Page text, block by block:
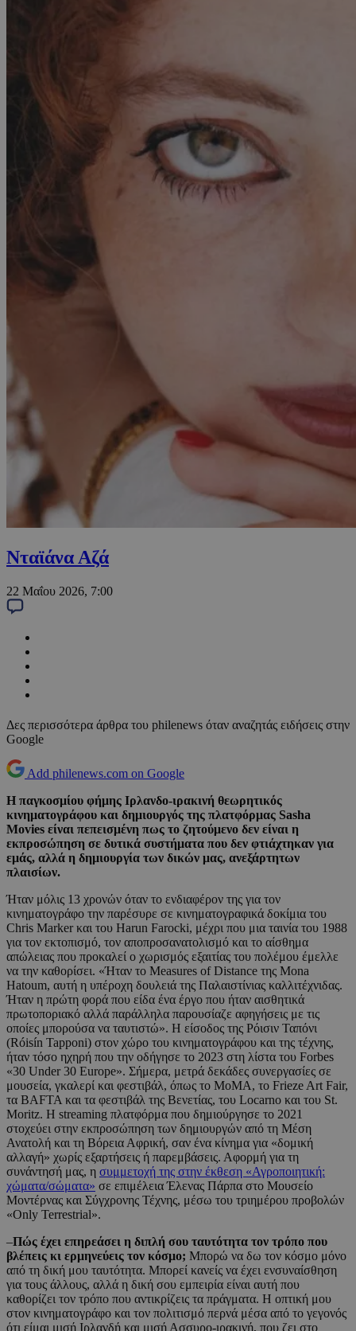
Νταϊάνα Αζά
22 Μαΐου 2026, 7:00
Δες περισσότερα άρθρα του philenews όταν αναζητάς ειδήσεις στην
Google
Add philenews.com on Google
Η παγκοσμίου φήμης Ιρλανδο-ιρακινή θεωρητικός
κινηματογράφου και δημιουργός της πλατφόρμας Sasha
Movies είναι πεπεισμένη πως το ζητούμενο δεν είναι η
εκπροσώπηση σε δυτικά συστήματα που δεν φτιάχτηκαν για
εμάς, αλλά η δημιουργία των δικών μας, ανεξάρτητων
πλαισίων.
Ήταν μόλις 13 χρονών όταν το ενδιαφέρον της για τον
κινηματογράφο την παρέσυρε σε κινηματογραφικά δοκίμια του
Chris Marker και του Harun Farocki, μέχρι που μια ταινία του 1988
για τον εκτοπισμό, τον αποπροσανατολισμό και το αίσθημα
απώλειας που προκαλεί ο χωρισμός εξαιτίας του πολέμου έμελλε
να την καθορίσει. «Ήταν το Measures of Distance της Mona
Hatoum, αυτή η υπέροχη δουλειά της Παλαιστίνιας καλλιτέχνιδας.
Ήταν η πρώτη φορά που είδα ένα έργο που ήταν αισθητικά
πρωτοποριακό αλλά παράλληλα παρουσίαζε αφηγήσεις με τις
οποίες μπορούσα να ταυτιστώ». Η είσοδος της Ρόισιν Ταπόνι
(Róisín Tapponi) στον χώρο του κινηματογράφου και της τέχνης,
ήταν τόσο ηχηρή που την οδήγησε το 2023 στη λίστα του Forbes
«30 Under 30 Europe». Σήμερα, μετρά δεκάδες συνεργασίες σε
μουσεία, γκαλερί και φεστιβάλ, όπως το MoMA, το Frieze Art Fair,
τα BAFTA και τα φεστιβάλ της Βενετίας, του Locarno και του St.
Moritz. Η streaming πλατφόρμα που δημιούργησε το 2021
στοχεύει στην εκπροσώπηση των δημιουργών από τη Μέση
Ανατολή και τη Βόρεια Αφρική, σαν ένα κίνημα για «δομική
αλλαγή» χωρίς εξαρτήσεις ή παρεμβάσεις. Αφορμή για τη
συνάντησή μας, η συμμετοχή της στην έκθεση «Αγροποιητική:
χώματα/σώματα» σε επιμέλεια Έλενας Πάρπα στο Μουσείο
Μοντέρνας και Σύγχρονης Τέχνης, μέσω του τριημέρου προβολών
«Only Terrestrial».
–Πώς έχει επηρεάσει η διπλή σου ταυτότητα τον τρόπο που
βλέπεις κι ερμηνεύεις τον κόσμο; Μπορώ να δω τον κόσμο μόνο
από τη δική μου ταυτότητα. Μπορεί κανείς να έχει ενσυναίσθηση
για τους άλλους, αλλά η δική σου εμπειρία είναι αυτή που
καθορίζει τον τρόπο που αντικρίζεις τα πράγματα. Η οπτική μου
στον κινηματογράφο και τον πολιτισμό περνά μέσα από το γεγονός
ότι είμαι μισή Ιρλανδή και μισή Ασσυρο-ιρακινή, που ζει στο